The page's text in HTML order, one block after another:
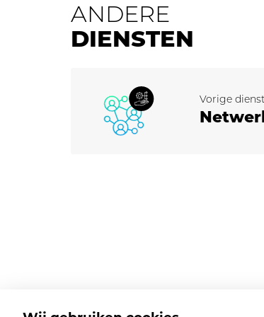
ANDERE
DIENSTEN
Vorige dienst